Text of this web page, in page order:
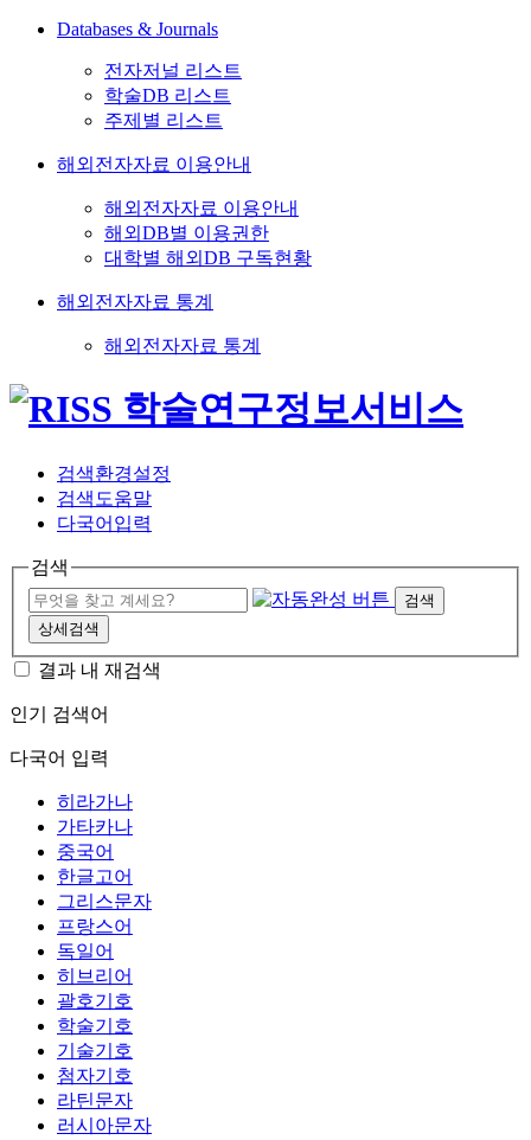
Databases & Journals
전자저널 리스트
학술DB 리스트
주제별 리스트
해외전자자료 이용안내
해외전자자료 이용안내
해외DB별 이용권한
대학별 해외DB 구독현황
해외전자자료 통계
해외전자자료 통계
검색환경설정
검색도움말
다국어입력
검색
검색
상세검색
결과 내 재검색
인기 검색어
다국어 입력
히라가나
가타카나
중국어
한글고어
그리스문자
프랑스어
독일어
히브리어
괄호기호
학술기호
기술기호
첨자기호
라틴문자
러시아문자